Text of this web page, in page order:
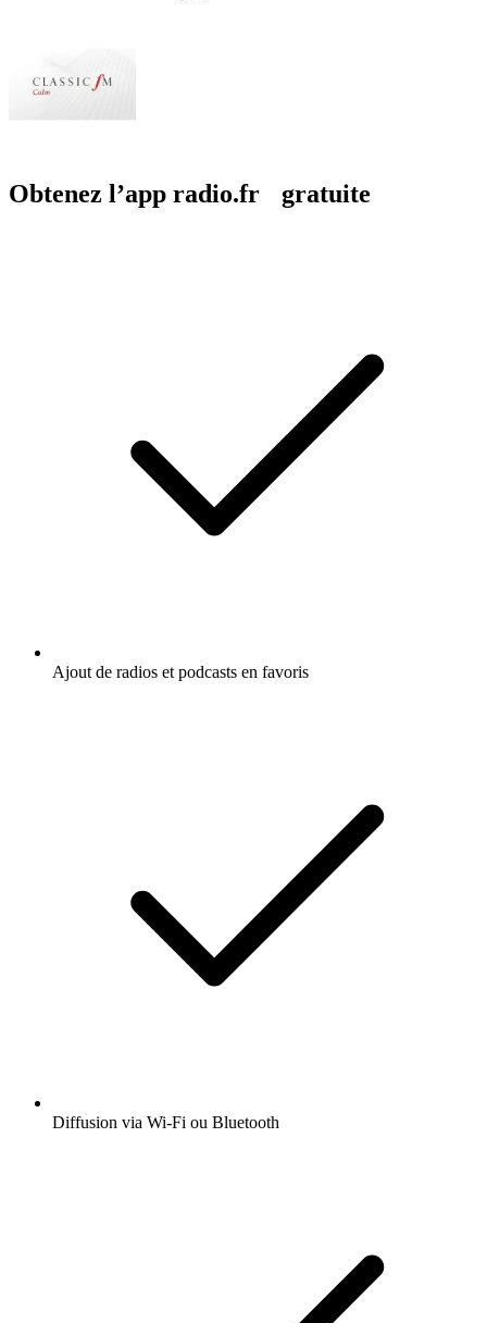
Obtenez l’app radio.fr gratuite
Ajout de radios et podcasts en favoris
Diffusion via Wi-Fi ou Bluetooth